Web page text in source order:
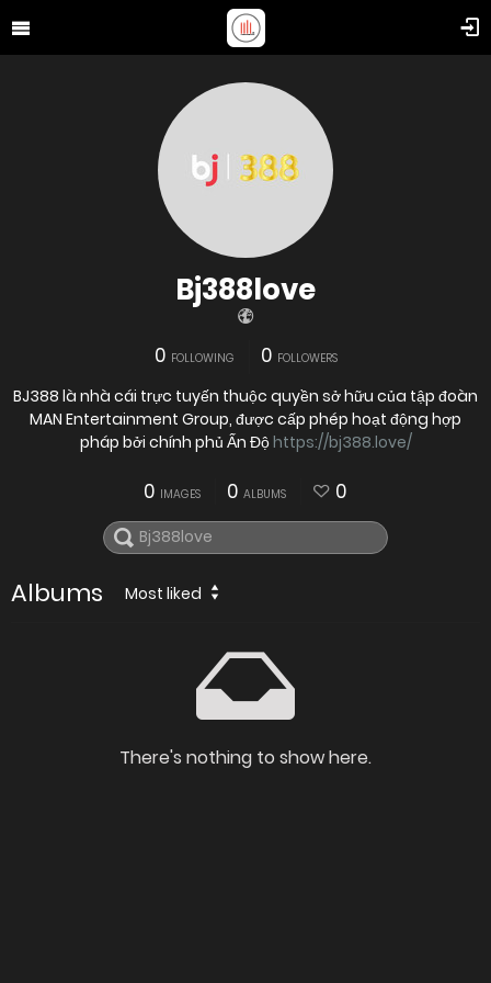
Bj388love
0 FOLLOWING 0 FOLLOWERS
BJ388 là nhà cái trực tuyến thuộc quyền sở hữu của tập đoàn
MAN Entertainment Group, được cấp phép hoạt động hợp
pháp bởi chính phủ Ấn Độhttps://bj388.love/
0 IMAGES 0 ALBUMS 0
Albums Most liked
There's nothing to show here.